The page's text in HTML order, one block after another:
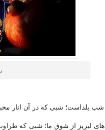
شب یلداست؛ شبى که در آن انار
هاى لبریز از شوق ما؛ شبى که